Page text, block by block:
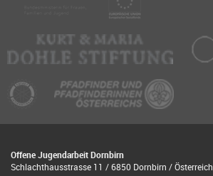
Offene Jugendarbeit Dornbirn
Schlachthausstrasse 11 / 6850 Dornbirn / Österreich